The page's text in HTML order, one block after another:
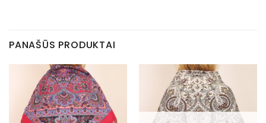
PANAŠŪS PRODUKTAI